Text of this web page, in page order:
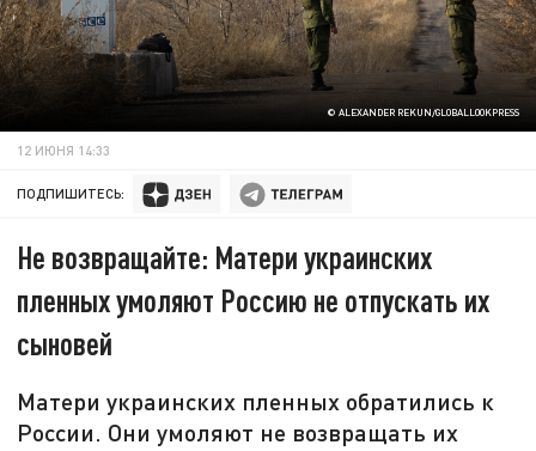
© ALEXANDER REKUN/GLOBALLOOKPRESS
12 ИЮНЯ 14:33
ПОДПИШИТЕСЬ:
Не возвращайте: Матери украинских
пленных умоляют Россию не отпускать их
сыновей
Матери украинских пленных обратились к
России. Они умоляют не возвращать их